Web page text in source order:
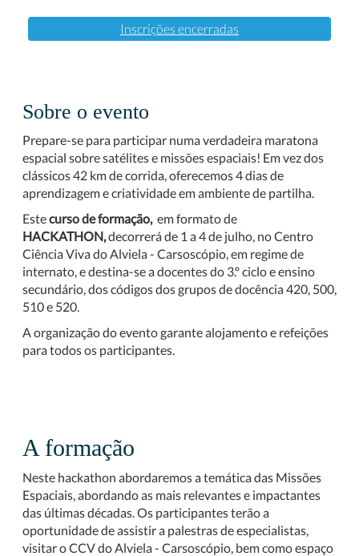
Inscrições encerradas
Sobre o evento
Prepare-se para participar numa verdadeira maratona
espacial sobre satélites e missões espaciais! Em vez dos
clássicos 42 km de corrida, oferecemos 4 dias de
aprendizagem e criatividade em ambiente de partilha.
Estecurso de formação,em formato de
HACKATHON,decorrerá de 1 a 4 de julho, no Centro
Ciência Viva do Alviela - Carsoscópio, em regime de
internato, e destina-se a docentes do 3.º ciclo e ensino
secundário, dos códigos dos grupos de docência 420, 500,
510 e 520.
A organização do evento garante alojamento e refeições
para todos os participantes.
A formação
Neste hackathon abordaremos a temática das Missões
Espaciais, abordando as mais relevantes e impactantes
das últimas décadas. Os participantes terão a
oportunidade de assistir a palestras de especialistas,
visitar o CCV do Alviela - Carsoscópio, bem como espaço